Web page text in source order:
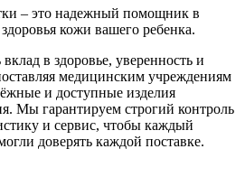
– это надежный помощник в
кожи вашего ребенка.
в здоровье, уверенность и
медицинским учреждениям
и доступные изделия
Мы гарантируем строгий контроль
и сервис, чтобы каждый
доверять каждой поставке.